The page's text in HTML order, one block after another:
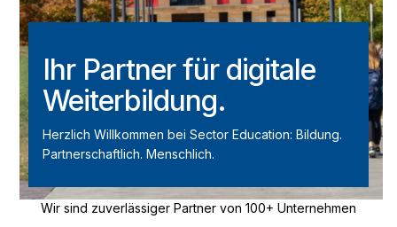
Ihr Partner für digitale
Weiterbildung.
Herzlich Willkommen bei Sector Education: Bildung.
Partnerschaftlich. Menschlich.
Wir sind zuverlässiger Partner von 100+ Unternehmen